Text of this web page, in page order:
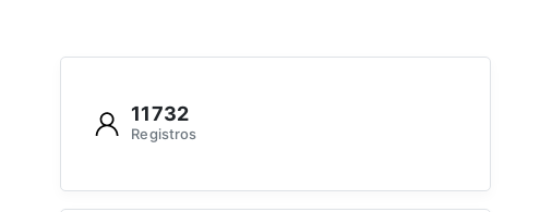
11732
Registros